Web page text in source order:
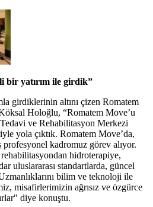
bir yatırım ile girdik”
girdiklerinin altını çizen Romatem
Holoğlu, “Romatem Move’u
ve Rehabilitasyon Merkezi
yola çıktık. Romatem Move’da,
kadromuz görev alıyor.
hidroterapiye,
uluslararası standartlarda, güncel
bilim ve teknoloji ile
misafirlerimizin ağrısız ve özgürce
diye konuştu.